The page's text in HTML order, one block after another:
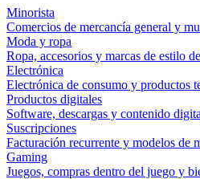
Minorista
Comercios de mercancía general y
Moda y ropa
Ropa, accesorios y marcas de estilo
Electrónica
Electrónica de consumo y productos
Productos digitales
Software, descargas y contenido
Suscripciones
Facturación recurrente y modelos de
Gaming
Juegos, compras dentro del juego y